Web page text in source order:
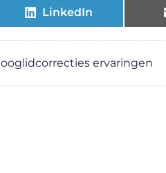
LinkedIn
ooglidcorrecties ervaringen